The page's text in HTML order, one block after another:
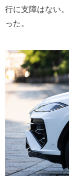
行に支障はない
った。